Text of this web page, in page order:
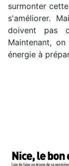
surmonter
s'améliorer.
doivent pas
Maintenant,
énergie à